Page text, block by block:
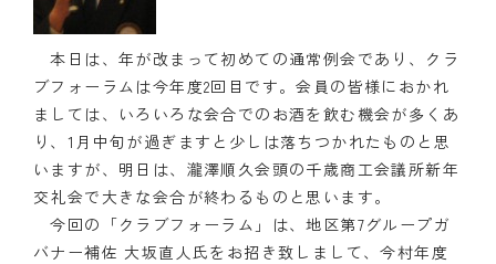
スケジュール
年間プログラム
木曜会
組織図
クラブのあゆみ
本日は、年が改まって初めての通常例会であり、クラ
ブフォーラムは今年度2回目です。会員の皆様におかれ
ましては、いろいろな会合でのお酒を飲む機会が多くあ
り、1月中旬が過ぎますと少しは落ちつかれたものと思
いますが、明日は、瀧澤順久会頭の千歳商工会議所新年
交礼会で大きな会合が終わるものと思います。
今回の「クラブフォーラム」は、地区第7グループガ
バナー補佐 大坂直人氏をお招き致しまして、今村年度